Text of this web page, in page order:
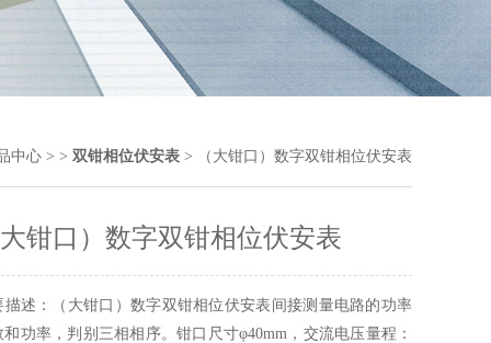
中心 > > 双钳相位伏安表 > （大钳口）数字双钳相位伏安表
钳口）数字双钳相位伏安表
描述：（大钳口）数字双钳相位伏安表间接测量电路的功率
和功率，判别三相相序。钳口尺寸φ40mm，交流电压量程：